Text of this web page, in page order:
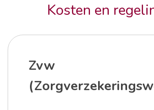
Kosten en
Zvw